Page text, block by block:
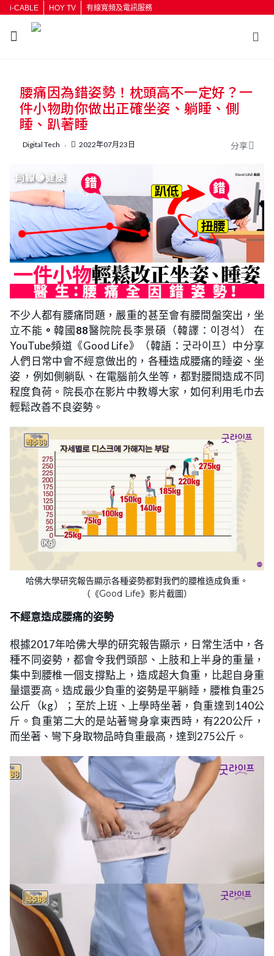
i-CABLE HOY TV 有線寬頻及電訊服務
按輸入鍵開始搜尋
腰痛因為錯姿勢！枕頭高不一定好？一
件小物助你做出正確坐姿、躺睡、側
睡、趴著睡
Digital Tech 2022年07月23日 分享
不少人都有腰痛問題，嚴重的甚至會有腰間盤突出，坐
立不能 。韓國88醫院院長李景碩（韓譯：이경석） 在
YouTube頻道《Good Life》（韓語：굿라이프）中分享
人們日常中會不經意做出的，各種造成腰痛的睡姿、坐
姿 ，例如側躺臥、在電腦前久坐等，都對腰間造成不同
程度負荷。院長亦在影片中教導大家，如何利用毛巾去
輕鬆改善不良姿勢。
哈佛大學研究報告顯示各種姿勢都對我們的腰椎造成負重。
（《Good Life》影片截圖）
不經意造成腰痛的姿勢
根據2017年哈佛大學的研究報告顯示，日常生活中，各
種不同姿勢，都會令我們頭部、上肢和上半身的重量，
集中到腰椎一個支撐點上，造成超大負重，比起自身重
量還要高。造成最少負重的姿勢是平躺睡，腰椎負重25
公斤（kg）；至於上班、上學時坐著，負重達到140公
斤。負重第二大的是站著彎身拿東西時，有220公斤，
而坐著、彎下身取物品時負重最高，達到275公斤。